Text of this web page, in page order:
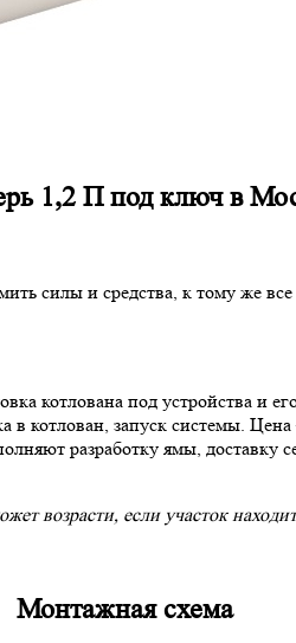
1,2 П под ключ в
силы и средства, к тому же
котлована под устройства и
в котлован, запуск системы.
разработку ямы,
возрасти, если участок
Монтажная схема